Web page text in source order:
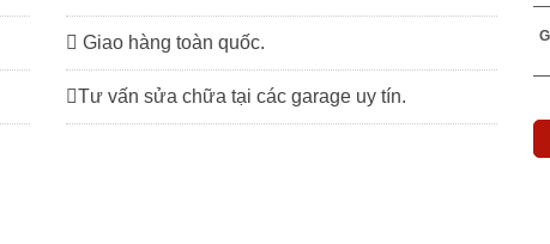
Giao hàng toàn quốc.
Tư vấn sửa chữa tại các garage uy tín.